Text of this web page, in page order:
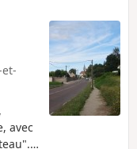
avec